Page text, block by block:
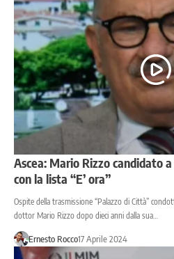
Ascea: Mario Rizzo candidato
con la lista “E’ ora”
Ospite della trasmissione “Palazzo di Città”
dottor Mario Rizzo dopo dieci anni dalla sua…
Ernesto Rocco17 Aprile 2024